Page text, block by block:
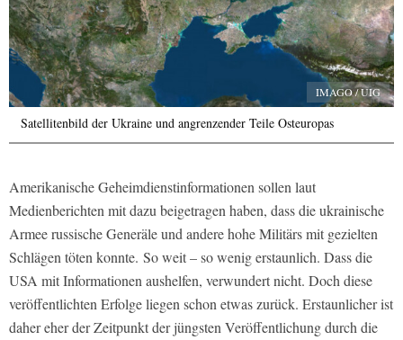
IMAGO / UIG
Satellitenbild der Ukraine und angrenzender Teile Osteuropas
Amerikanische Geheimdienstinformationen sollen laut
Medienberichten mit dazu beigetragen haben, dass die ukrainische
Armee russische Generäle und andere hohe Militärs mit gezielten
Schlägen töten konnte. So weit – so wenig erstaunlich. Dass die
USA mit Informationen aushelfen, verwundert nicht. Doch diese
veröffentlichten Erfolge liegen schon etwas zurück. Erstaunlicher ist
daher eher der Zeitpunkt der jüngsten Veröffentlichung durch die